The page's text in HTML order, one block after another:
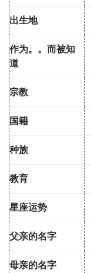
出生地
作为。。而被知
道
宗教
国籍
种族
教育
星座运势
父亲的名字
母亲的名字